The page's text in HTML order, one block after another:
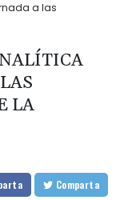
a las
LA
Comparta